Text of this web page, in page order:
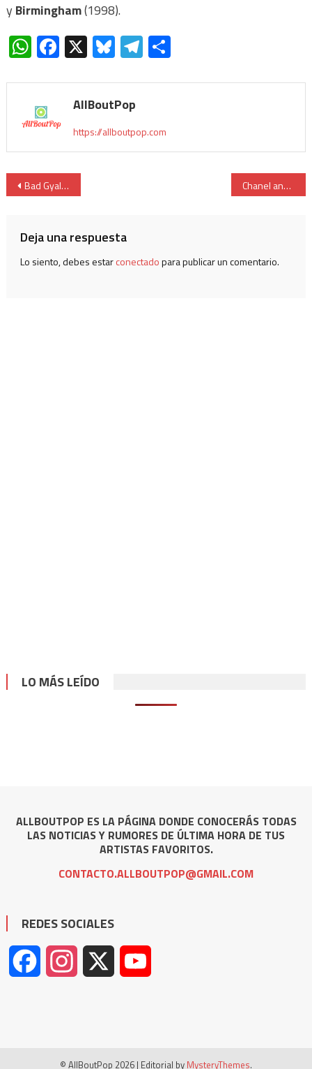
y Birmingham(1998).
WhatsApp
Facebook
X BlueskyTelegram
Compartir
AllBoutPop
https://allboutpop.com
Bad Gyal es una novia a la fuga en su nuevo single ‘Sin Carné’ Chanel anuncia ‘TOKE’, la canción para la selección española para el mundial de Qatar 2022
Deja una respuesta
Lo siento, debes estarconectadopara publicar un comentario.
LO MÁS LEÍDO
ALLBOUTPOP ES LA PÁGINA DONDE CONOCERÁS TODAS
LAS NOTICIAS Y RUMORES DE ÚLTIMA HORA DE TUS
ARTISTAS FAVORITOS.
CONTACTO.ALLBOUTPOP@GMAIL.COM
REDES SOCIALES
Facebook Instagram
© AllBoutPop 2026 | Editorial by MysteryThemes.